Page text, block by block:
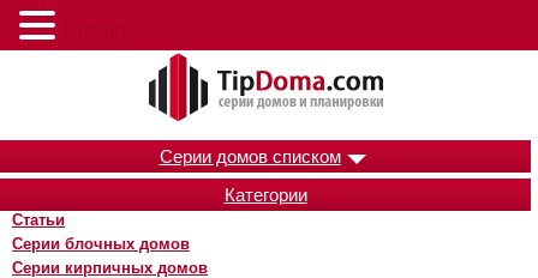
Серии домов списком
Категории
Статьи
Серии блочных домов
Серии кирпичных домов